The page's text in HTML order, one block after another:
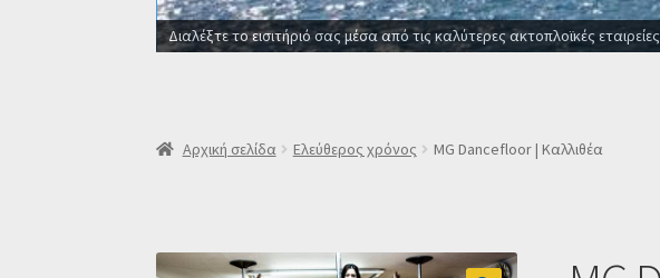
Οι καλύτερες προσφορές σε ξενοδοχεία για όλο το
Αρχική σελίδα Ελεύθερος χρόνος MG Dancefloor | Καλλιθέα